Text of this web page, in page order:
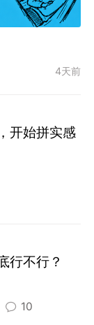
4天前
开始拼实感
行不行？
10